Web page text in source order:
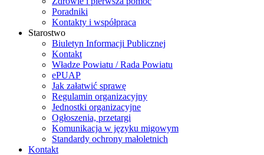
Poradniki
Kontakty i współpraca
Starostwo
Biuletyn Informacji Publicznej
Kontakt
Władze Powiatu / Rada Powiatu
ePUAP
Jak załatwić sprawę
Regulamin organizacyjny
Jednostki organizacyjne
Ogłoszenia, przetargi
Komunikacja w języku migowym
Standardy ochrony małoletnich
Kontakt